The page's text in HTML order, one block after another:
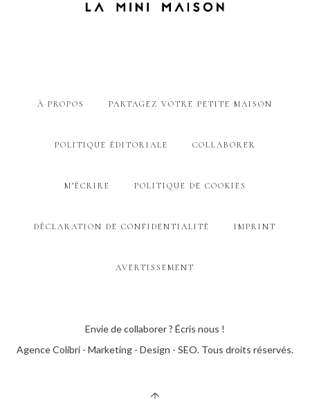
À PROPOS PARTAGEZ VOTRE PETITE MAISON
POLITIQUE ÉDITORIALE COLLABORER
M’ÉCRIRE POLITIQUE DE COOKIES
DÉCLARATION DE CONFIDENTIALITÉ IMPRINT
AVERTISSEMENT
Envie de collaborer ? Écris nous !
Agence Colibri - Marketing - Design - SEO. Tous droits réservés.